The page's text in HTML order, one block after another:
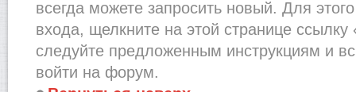
всегда можете запросить новый. Для
входа, щелкните на этой странице
следуйте предложенным инструкциям и
войти на форум.